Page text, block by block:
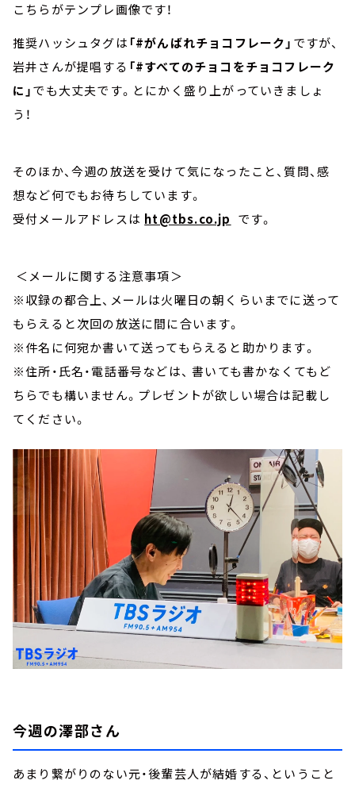
こちらがテンプレ画像です！
推奨ハッシュタグは 「#がんばれチョコフレーク」 ですが、
岩井さんが提唱する 「#すべてのチョコをチョコフレーク
に」でも大丈夫です。とにかく盛り上がっていきましょ
う！
そのほか、今週の放送を受けて気になったこと、質問、感
想など何でもお待ちしています。
受付メールアドレスは ht@tbs.co.jp です。
＜メールに関する注意事項＞
※収録の都合上、メールは火曜日の朝くらいまでに送って
もらえると次回の放送に間に合います。
※件名に何宛か書いて送ってもらえると助かります。
※住所・氏名・電話番号などは、 書いても書かなくてもど
ちらでも構いません。プレゼントが欲しい場合は記載し
てください。
今週の澤部さん
あまり繋がりのない元・後輩芸人が結婚する、ということ